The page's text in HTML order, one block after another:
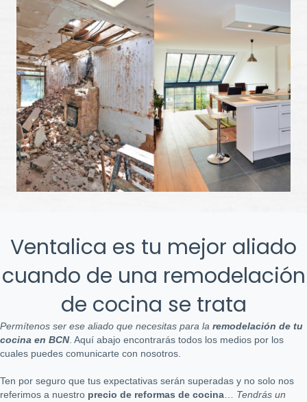
Ventalica es tu mejor aliado
cuando de una remodelación
de cocina se trata
Permítenos ser ese aliado que necesitas para la remodelación de tu
cocina en BCN. Aquí abajo encontrarás todos los medios por los
cuales puedes comunicarte con nosotros.
Ten por seguro que tus expectativas serán superadas y no solo nos
referimos a nuestro precio de reformas de cocina
Tendrás un